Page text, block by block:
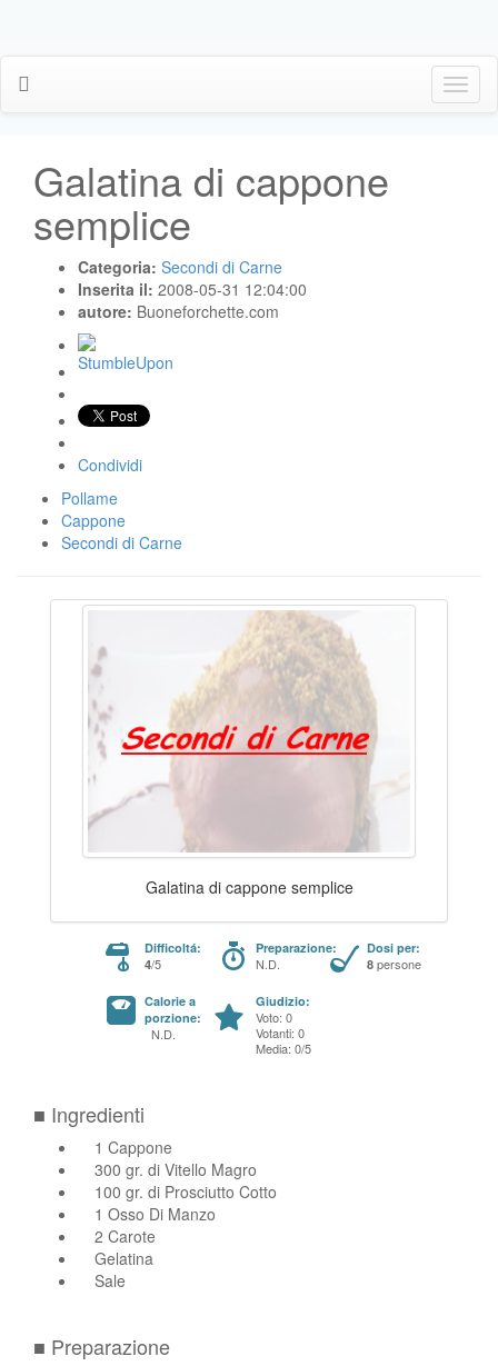
Click
Me
Galatina di cappone
semplice
Categoria: Secondi di Carne
Inserita il: 2008-05-31 12:04:00
autore: Buoneforchette.com
Condividi
Pollame
Cappone
Secondi di Carne
Galatina di cappone semplice
Difficoltá:
4/5
Preparazione:
N.D.
Dosi per:
8 persone
Calorie a
porzione:
N.D.
Giudizio:
Voto: 0
Votanti: 0
Media: 0/5
■ Ingredienti
1 Cappone
300 gr. di Vitello Magro
100 gr. di Prosciutto Cotto
1 Osso Di Manzo
2 Carote
Gelatina
Sale
■ Preparazione